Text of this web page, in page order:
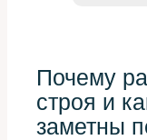
Почему
строя и
заметны